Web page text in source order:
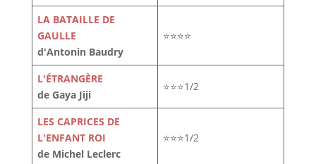
LA BATAILLE DE
GAULLE
d'Antonin Baudry
⭐⭐⭐⭐
L'ÉTRANGÈRE
de Gaya Jiji
⭐⭐⭐1/2
LES CAPRICES DE
L'ENFANT ROI
de Michel Leclerc
⭐⭐⭐1/2